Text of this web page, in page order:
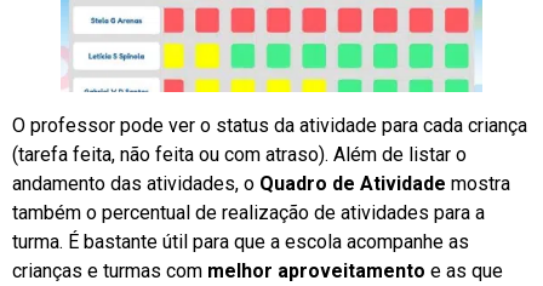
O professor pode ver o status da atividade para cada criança
(tarefa feita, não feita ou com atraso). Além de listar o
andamento das atividades, o Quadro de Atividade mostra
também o percentual de realização de atividades para a
turma. É bastante útil para que a escola acompanhe as
crianças e turmas com melhor aproveitamento e as que